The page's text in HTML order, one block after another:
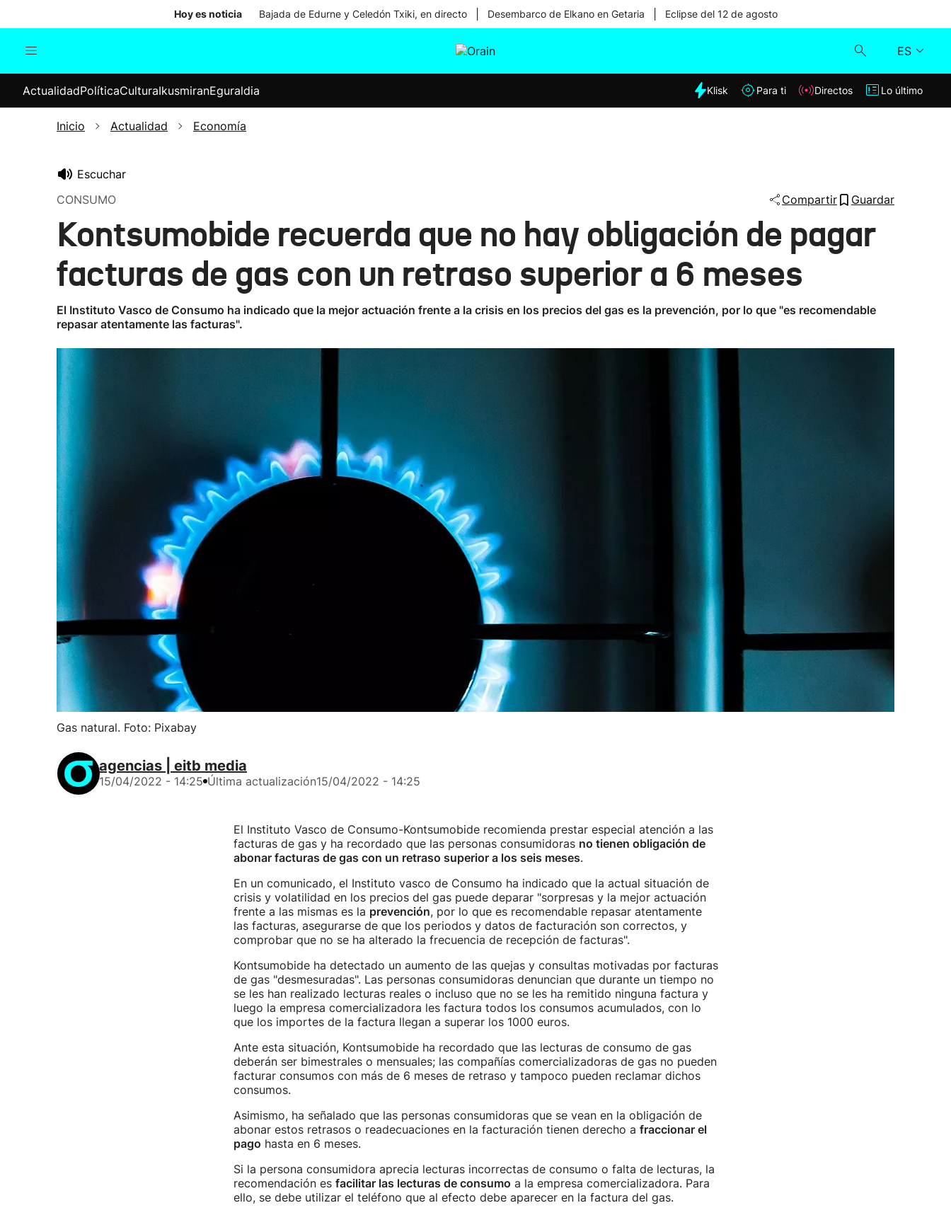
Hoy es noticia Bajada de Edurne y Celedón Txiki, en directo Desembarco de Elkano en Getaria Eclipse del 12 de agosto
ES
Internacional
Elecciones
Klisk
Lo último
ActualidadPolíticaCulturaIkusmiranEguraldia Klisk Para ti Directos Lo último
Inicio Actualidad Economía
Escuchar
CONSUMO
Compartir Guardar
Kontsumobide recuerda que no hay obligación de pagar
facturas de gas con un retraso superior a 6 meses
El Instituto Vasco de Consumo ha indicado que la mejor actuación frente a la crisis en los precios del gas es la prevención, por lo que "es recomendable
repasar atentamente las facturas".
Gas natural. Foto: Pixabay
agencias | eitb media
15/04/2022 - 14:25 Última actualización15/04/2022 - 14:25
El Instituto Vasco de Consumo-Kontsumobide recomienda prestar especial atención a las
facturas de gas y ha recordado que las personas consumidoras no tienen obligación de
abonar facturas de gas con un retraso superior a los seis meses.
En un comunicado, el Instituto vasco de Consumo ha indicado que la actual situación de
crisis y volatilidad en los precios del gas puede deparar "sorpresas y la mejor actuación
frente a las mismas es la prevención, por lo que es recomendable repasar atentamente
las facturas, asegurarse de que los periodos y datos de facturación son correctos, y
comprobar que no se ha alterado la frecuencia de recepción de facturas".
Kontsumobide ha detectado un aumento de las quejas y consultas motivadas por facturas
de gas "desmesuradas". Las personas consumidoras denuncian que durante un tiempo no
se les han realizado lecturas reales o incluso que no se les ha remitido ninguna factura y
luego la empresa comercializadora les factura todos los consumos acumulados, con lo
que los importes de la factura llegan a superar los 1000 euros.
Ante esta situación, Kontsumobide ha recordado que las lecturas de consumo de gas
deberán ser bimestrales o mensuales; las compañías comercializadoras de gas no pueden
facturar consumos con más de 6 meses de retraso y tampoco pueden reclamar dichos
consumos.
Asimismo, ha señalado que las personas consumidoras que se vean en la obligación de
abonar estos retrasos o readecuaciones en la facturación tienen derecho a fraccionar el
pago hasta en 6 meses.
Si la persona consumidora aprecia lecturas incorrectas de consumo o falta de lecturas, la
recomendación es facilitar las lecturas de consumo a la empresa comercializadora. Para
ello, se debe utilizar el teléfono que al efecto debe aparecer en la factura del gas.